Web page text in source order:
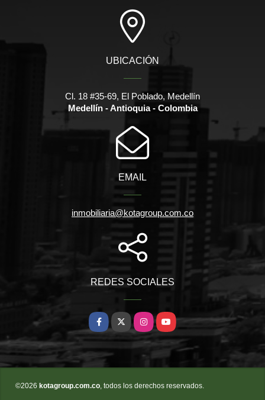
UBICACIÓN
Cl. 18 #35-69, El Poblado, Medellín
Medellín - Antioquia - Colombia
EMAIL
inmobiliaria@kotagroup.com.co
REDES SOCIALES
Facebook
X InstagramYouTube
©2026 kotagroup.com.co, todos los derechos reservados.